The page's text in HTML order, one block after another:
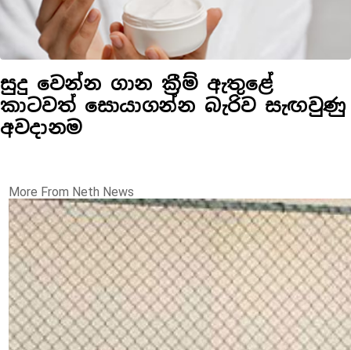
සුදු වෙන්න ගාන ක්‍රීම් ඇතුළේ
කාටවත් සොයාගන්න බැරිව සැඟවුණු
අවදානම
More From Neth News